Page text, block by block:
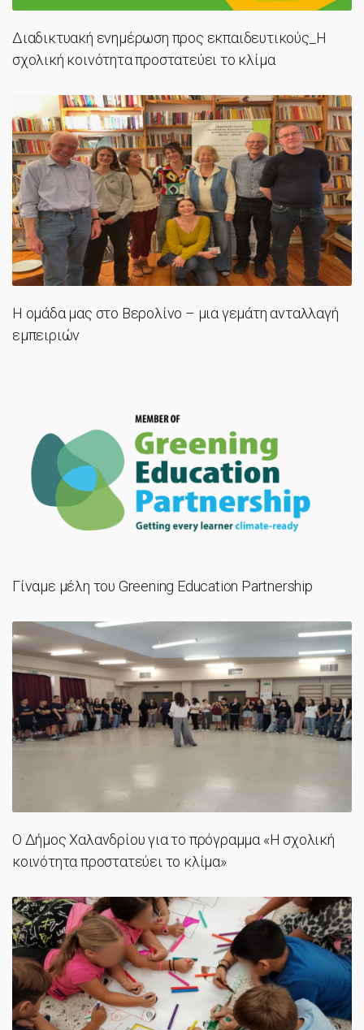
Διαδικτυακή ενημέρωση προς εκπαιδευτικούς_Η
σχολική κοινότητα προστατεύει το κλίμα
Η ομάδα μας στο Βερολίνο – μια γεμάτη ανταλλαγή
εμπειριών
Γίναμε μέλη του Greening Education Partnership
Ο Δήμος Χαλανδρίου για το πρόγραμμα «Η σχολική
κοινότητα προστατεύει το κλίμα»